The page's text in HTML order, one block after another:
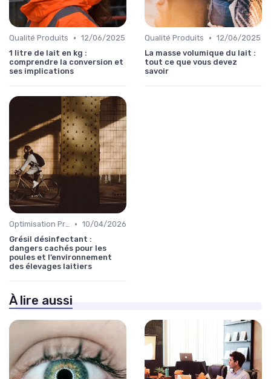
Qualité Produits • 12/06/2025
1 litre de lait en kg :
comprendre la conversion et
ses implications
Qualité Produits • 12/06/2025
La masse volumique du lait :
tout ce que vous devez
savoir
Optimisation Production • 10/04/2026
Grésil désinfectant :
dangers cachés pour les
poules et l’environnement
des élevages laitiers
À lire aussi